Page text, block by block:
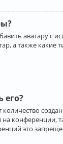
аватару с
а также
его?
конференции,
это